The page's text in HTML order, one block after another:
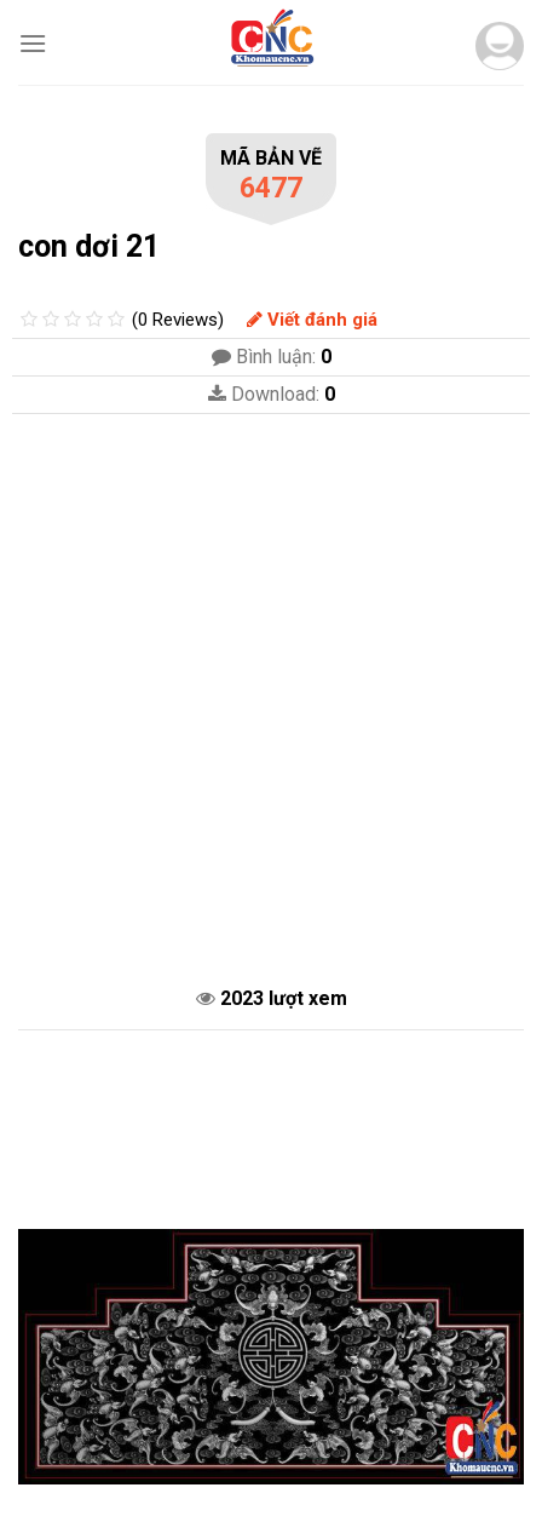
MÃ BẢN VẼ
6477
con dơi 21
(0 Reviews) Viết đánh giá
Bình luận: 0
Download: 0
2023 lượt xem